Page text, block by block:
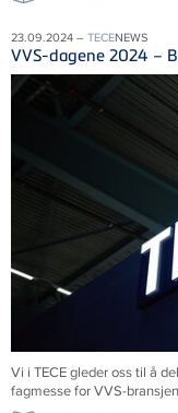
23.09.2024 – TECENEWS
VVS-dagene 2024 –
Vi i TECEgleder oss til å
fagmesse for VVS-